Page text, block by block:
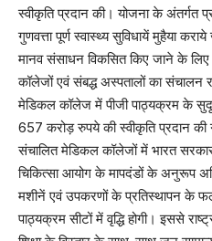
स्वीकृति प्रदान की। योजना के अंतर्गत
गुणवत्ता पूर्ण स्वास्थ्य सुविधायें मुहैया
मानव संसाधन विकसित किए जाने के
कॉलेजों एवं संबद्ध अस्पतालों का संचालन
मेडिकल कॉलेज में पीजी पाठ्यक्रम के
657 करोड़ रुपये की स्वीकृति प्रदान
संचालित मेडिकल कॉलेजों में भारत
चिकित्सा आयोग के मापदंडों के अनुरूप
मशीनें एवं उपकरणों के प्रतिस्थापन के
पाठ्यक्रम सीटों में वृद्धि होगी। इससे